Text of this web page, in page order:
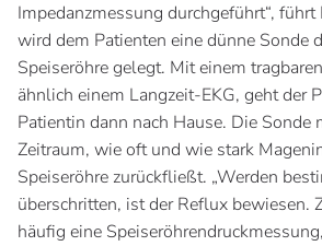
Impedanzmessung durchgeführt“,
wird dem Patienten eine dünne Sonde
Speiseröhre gelegt. Mit einem
ähnlich einem Langzeit-EKG, geht der
Patientin dann nach Hause. Die Sonde
Zeitraum, wie oft und wie stark
Speiseröhre zurückfließt. „Werden
überschritten, ist der Reflux bewiesen.
häufig eine